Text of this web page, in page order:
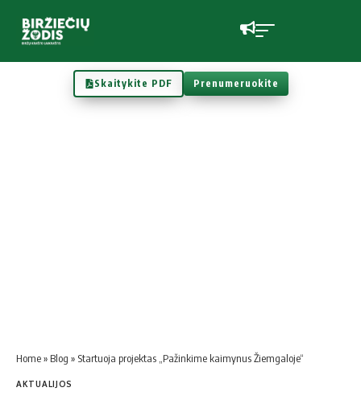
Skaitykite PDF Prenumeruokite
Home» Blog » Startuoja projektas „Pažinkime kaimynus Žiemgaloje“
AKTUALIJOS